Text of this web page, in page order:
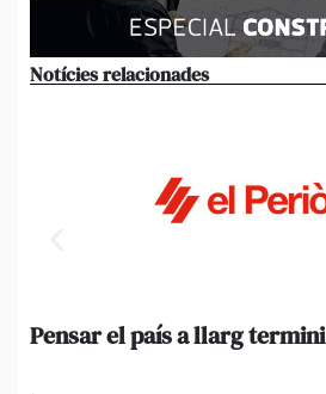
Notícies relacionades
Pensar el país a llarg termini